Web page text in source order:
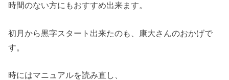
時間のない方にもおすすめ出来ます。
初月から黒字スタート出来たのも、康大さんのおかげで
す。
時にはマニュアルを読み直し、